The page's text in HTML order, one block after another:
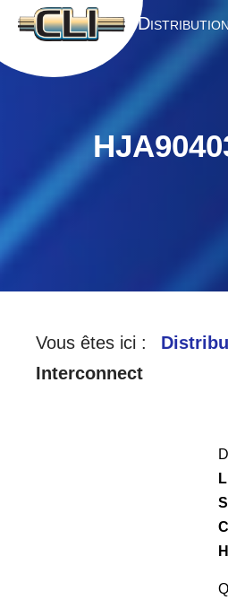
A CCUEIL DISTRIBUTION
Vous êtes ici :
Interconnect